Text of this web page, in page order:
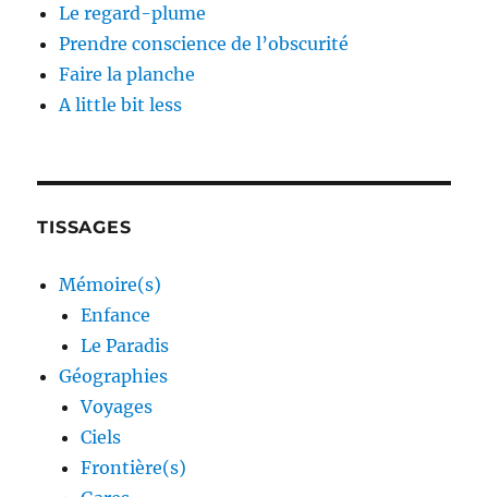
Le regard-plume
Prendre conscience de l’obscurité
Faire la planche
A little bit less
TISSAGES
Mémoire(s)
Enfance
Le Paradis
Géographies
Voyages
Ciels
Frontière(s)